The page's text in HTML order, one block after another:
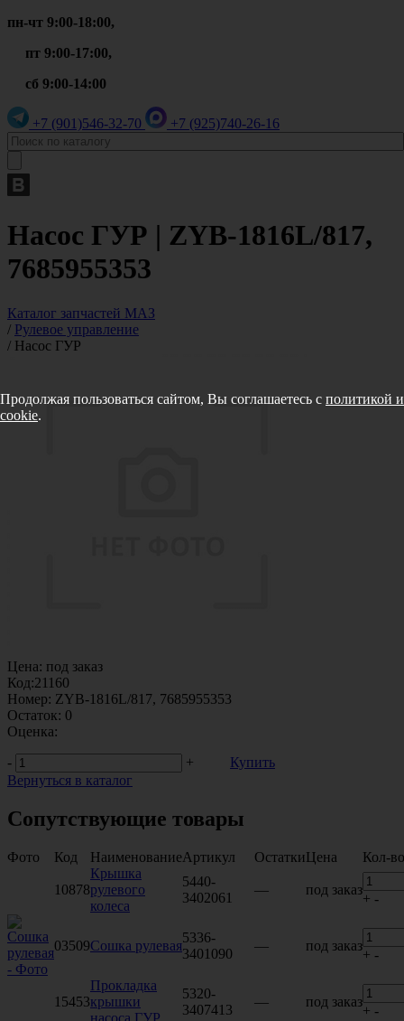
пн-чт 9:00-18:00,
пт 9:00-17:00,
сб 9:00-14:00
+7 (901)546-32-70 +7 (925)740-26-16
Насос ГУР | ZYB-1816L/817,
7685955353
Каталог запчастей МАЗ
/ Рулевое управление
/ Насос ГУР
Цена: под заказ
Код:21160
Номер: ZYB-1816L/817, 7685955353
Остаток: 0
Оценка:
-
+
Купить
Вернуться в каталог
Сопутствующие товары
Фото Код НаименованиеАртикул ОстаткиЦена Кол-во
10878
Крышка
рулевого
колеса
5440-
3402061
— под заказ
+ -
03509Сошка рулевая
5336-
3401090
— под заказ
+ -
15453
Прокладка
крышки
насоса ГУР
5320-
3407413
— под заказ
+ -
Продолжая пользоваться сайтом, Вы соглашаетесь с политикой
cookie.